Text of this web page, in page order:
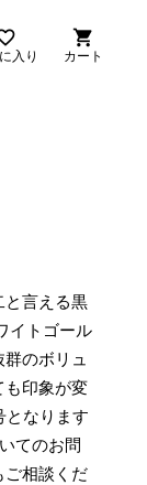
入り
shopping_cart
カート
言える黒
イトゴール
のボリュ
印象が変
となります
てのお問
相談くだ